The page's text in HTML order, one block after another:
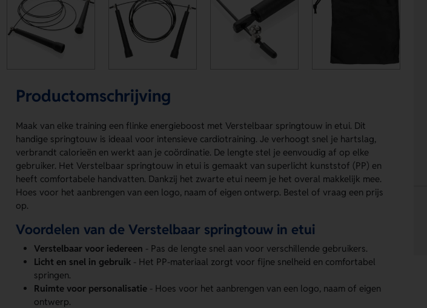
Productomschrijving
Maak van elke training een flinke energieboost met Verstelbaar springtouw in etui. Dit
handige springtouw is ideaal voor intensieve cardiotraining. Je verhoogt snel je hartslag,
verbrandt calorieën en werkt aan je coördinatie. De lengte stel je eenvoudig af op elke
gebruiker. Het Verstelbaar springtouw in etui is gemaakt van superlicht kunststof (PP) en
heeft comfortabele handvatten. Dankzij het zwarte etui neem je het overal makkelijk mee.
Hoes voor het aanbrengen van een logo, naam of eigen ontwerp. Bestel of vraag een prijs
op.
Voordelen van de Verstelbaar springtouw in etui
Verstelbaar voor iedereen - Pas de lengte snel aan voor verschillende gebruikers.
Licht en snel in gebruik - Het PP-materiaal zorgt voor fijne snelheid en comfortabel
springen.
Ruimte voor personalisatie - Hoes voor het aanbrengen van een logo, naam of eigen
ontwerp.